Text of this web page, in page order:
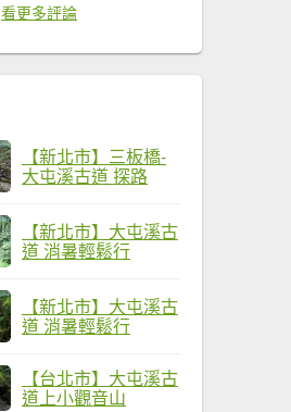
看更多評論
【新北市】三板橋-
大屯溪古道 探路
【新北市】大屯溪古
道 消暑輕鬆行
【新北市】大屯溪古
道 消暑輕鬆行
【台北市】大屯溪古
道上小觀音山